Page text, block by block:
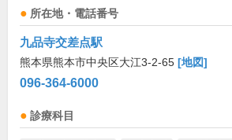
所在地・電話番号
九品寺交差点駅
熊本県熊本市中央区大江3-2-65 [地図]
096-364-6000
診療科目